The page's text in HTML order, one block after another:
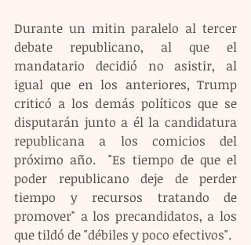
Durante un mitin paralelo al tercer
debate republicano, al que el
mandatario decidió no asistir, al
igual que en los anteriores, Trump
criticó a los demás políticos que se
disputarán junto a él la candidatura
republicana a los comicios del
próximo año.  "Es tiempo de que el
poder republicano deje de perder
tiempo y recursos tratando de
promover" a los precandidatos, a los
que tildó de "débiles y poco efectivos".